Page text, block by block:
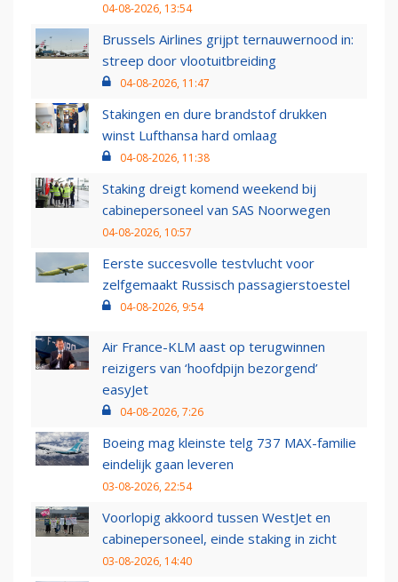
04-08-2026, 13:54
Brussels Airlines grijpt ternauwernood in:
streep door vlootuitbreiding
04-08-2026, 11:47
Stakingen en dure brandstof drukken
winst Lufthansa hard omlaag
04-08-2026, 11:38
Staking dreigt komend weekend bij
cabinepersoneel van SAS Noorwegen
04-08-2026, 10:57
Eerste succesvolle testvlucht voor
zelfgemaakt Russisch passagierstoestel
04-08-2026, 9:54
Air France-KLM aast op terugwinnen
reizigers van ‘hoofdpijn bezorgend’
easyJet
04-08-2026, 7:26
Boeing mag kleinste telg 737 MAX-familie
eindelijk gaan leveren
03-08-2026, 22:54
Voorlopig akkoord tussen WestJet en
cabinepersoneel, einde staking in zicht
03-08-2026, 14:40